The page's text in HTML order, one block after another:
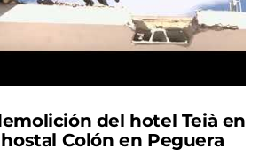
del hotel Teià en
Colón en Peguera